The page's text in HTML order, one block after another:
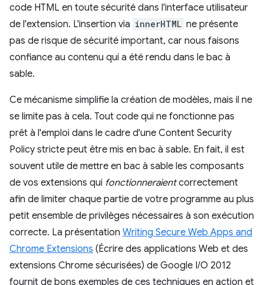
code HTML en toute sécurité dans l'interface utilisateur
de l'extension. L'insertion via innerHTML ne présente
pas de risque de sécurité important, car nous faisons
confiance au contenu qui a été rendu dans le bac à
sable.
Ce mécanisme simplifie la création de modèles, mais il ne
se limite pas à cela. Tout code qui ne fonctionne pas
prêt à l'emploi dans le cadre d'une Content Security
Policy stricte peut être mis en bac à sable. En fait, il est
souvent utile de mettre en bac à sable les composants
de vos extensions qui fonctionneraientcorrectement
afin de limiter chaque partie de votre programme au plus
petit ensemble de privilèges nécessaires à son exécution
correcte. La présentation Writing Secure Web Apps and
Chrome Extensions (Écrire des applications Web et des
extensions Chrome sécurisées) de Google I/O 2012
fournit de bons exemples de ces techniques en action et